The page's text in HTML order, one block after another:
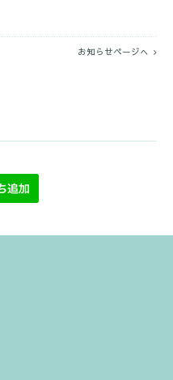
お知らせページへ